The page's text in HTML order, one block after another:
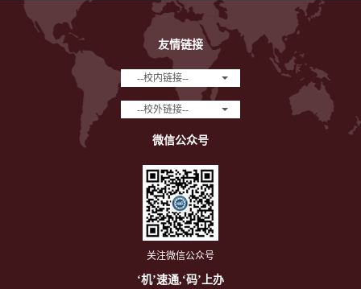
友情链接
--校内链接--
--校外链接--
微信公众号
关注微信公众号
‘机’速通,‘码’上办